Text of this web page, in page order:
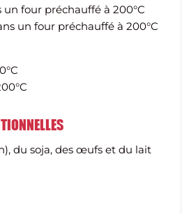
un four préchauffé à 200°C
un four préchauffé à 200°C
du soja, des œufs et du lait